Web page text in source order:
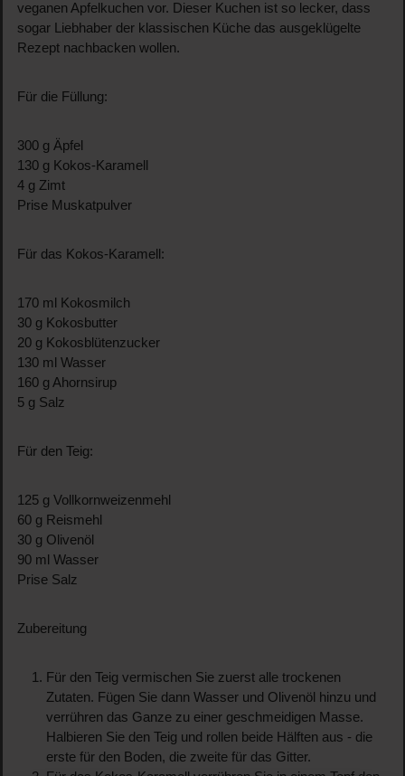
veganen Apfelkuchen vor. Dieser Kuchen ist so lecker, dass
sogar Liebhaber der klassischen Küche das ausgeklügelte
Rezept nachbacken wollen.
Für die Füllung:
300 g Äpfel
130 g Kokos-Karamell
4 g Zimt
Prise Muskatpulver
Für das Kokos-Karamell:
170 ml Kokosmilch
30 g Kokosbutter
20 g Kokosblütenzucker
130 ml Wasser
160 g Ahornsirup
5 g Salz
Für den Teig:
125 g Vollkornweizenmehl
60 g Reismehl
30 g Olivenöl
90 ml Wasser
Prise Salz
Zubereitung
Für den Teig vermischen Sie zuerst alle trockenen
Zutaten. Fügen Sie dann Wasser und Olivenöl hinzu und
verrühren das Ganze zu einer geschmeidigen Masse.
Halbieren Sie den Teig und rollen beide Hälften aus - die
erste für den Boden, die zweite für das Gitter.